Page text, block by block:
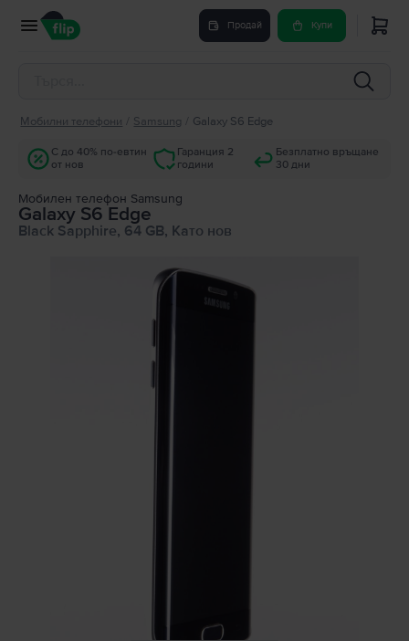
Продай Купи
Мобилни телефони Samsung Galaxy S6 Edge
С до 40% по-евтин
от нов
Гаранция 2
години
Безплатно връщане
30 дни
Мобилен телефон Samsung
Galaxy S6 Edge
Black Sapphire, 64 GB, Като нов